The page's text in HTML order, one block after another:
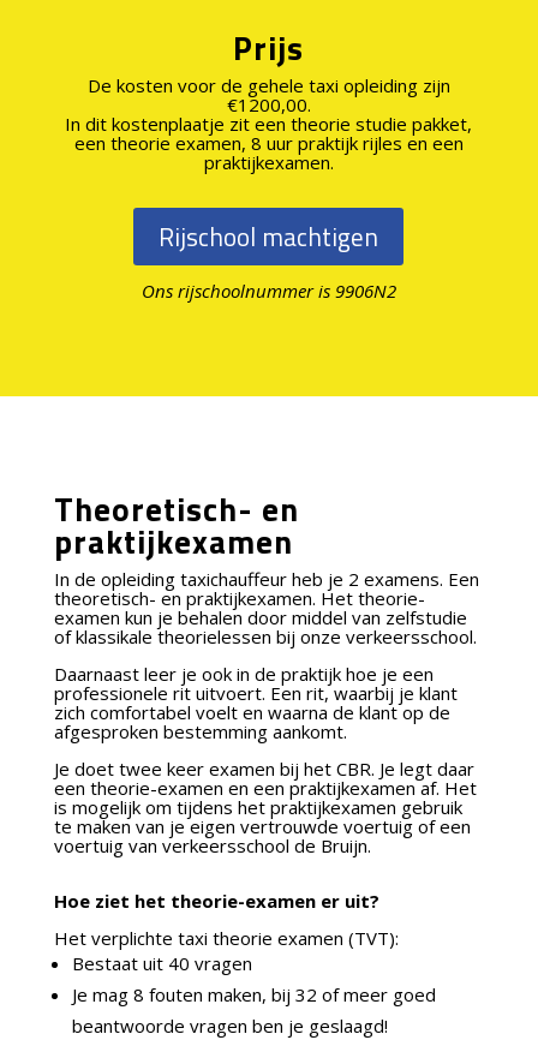
Prijs
De kosten voor de gehele taxi opleiding zijn
€1200,00.
In dit kostenplaatje zit een theorie studie pakket,
een theorie examen, 8 uur praktijk rijles en een
praktijkexamen.
Rijschool machtigen
Ons rijschoolnummer is 9906N2
Theoretisch- en
praktijkexamen
In de opleiding taxichauffeur heb je 2 examens. Een
theoretisch- en praktijkexamen. Het theorie-
examen kun je behalen door middel van zelfstudie
of klassikale theorielessen bij onze verkeersschool.
Daarnaast leer je ook in de praktijk hoe je een
professionele rit uitvoert. Een rit, waarbij je klant
zich comfortabel voelt en waarna de klant op de
afgesproken bestemming aankomt.
Je doet twee keer examen bij het CBR. Je legt daar
een theorie-examen en een praktijkexamen af. Het
is mogelijk om tijdens het praktijkexamen gebruik
te maken van je eigen vertrouwde voertuig of een
voertuig van verkeersschool de Bruijn.
Hoe ziet het theorie-examen er uit?
Het verplichte taxi theorie examen (TVT):
Bestaat uit 40 vragen
Je mag 8 fouten maken, bij 32 of meer goed
beantwoorde vragen ben je geslaagd!